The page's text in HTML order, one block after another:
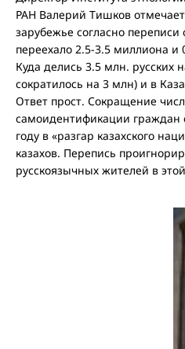
РАН Валерий Тишков
зарубежье согласно
переехало 2.5-3.5 миллиона
Куда делись 3.5 млн. русских
сократилось на 3 млн) и в
Ответ прост. Сокращение
самоидентификации граждан
году в «разгар казахского
казахов. Перепись
русскоязычных жителей в